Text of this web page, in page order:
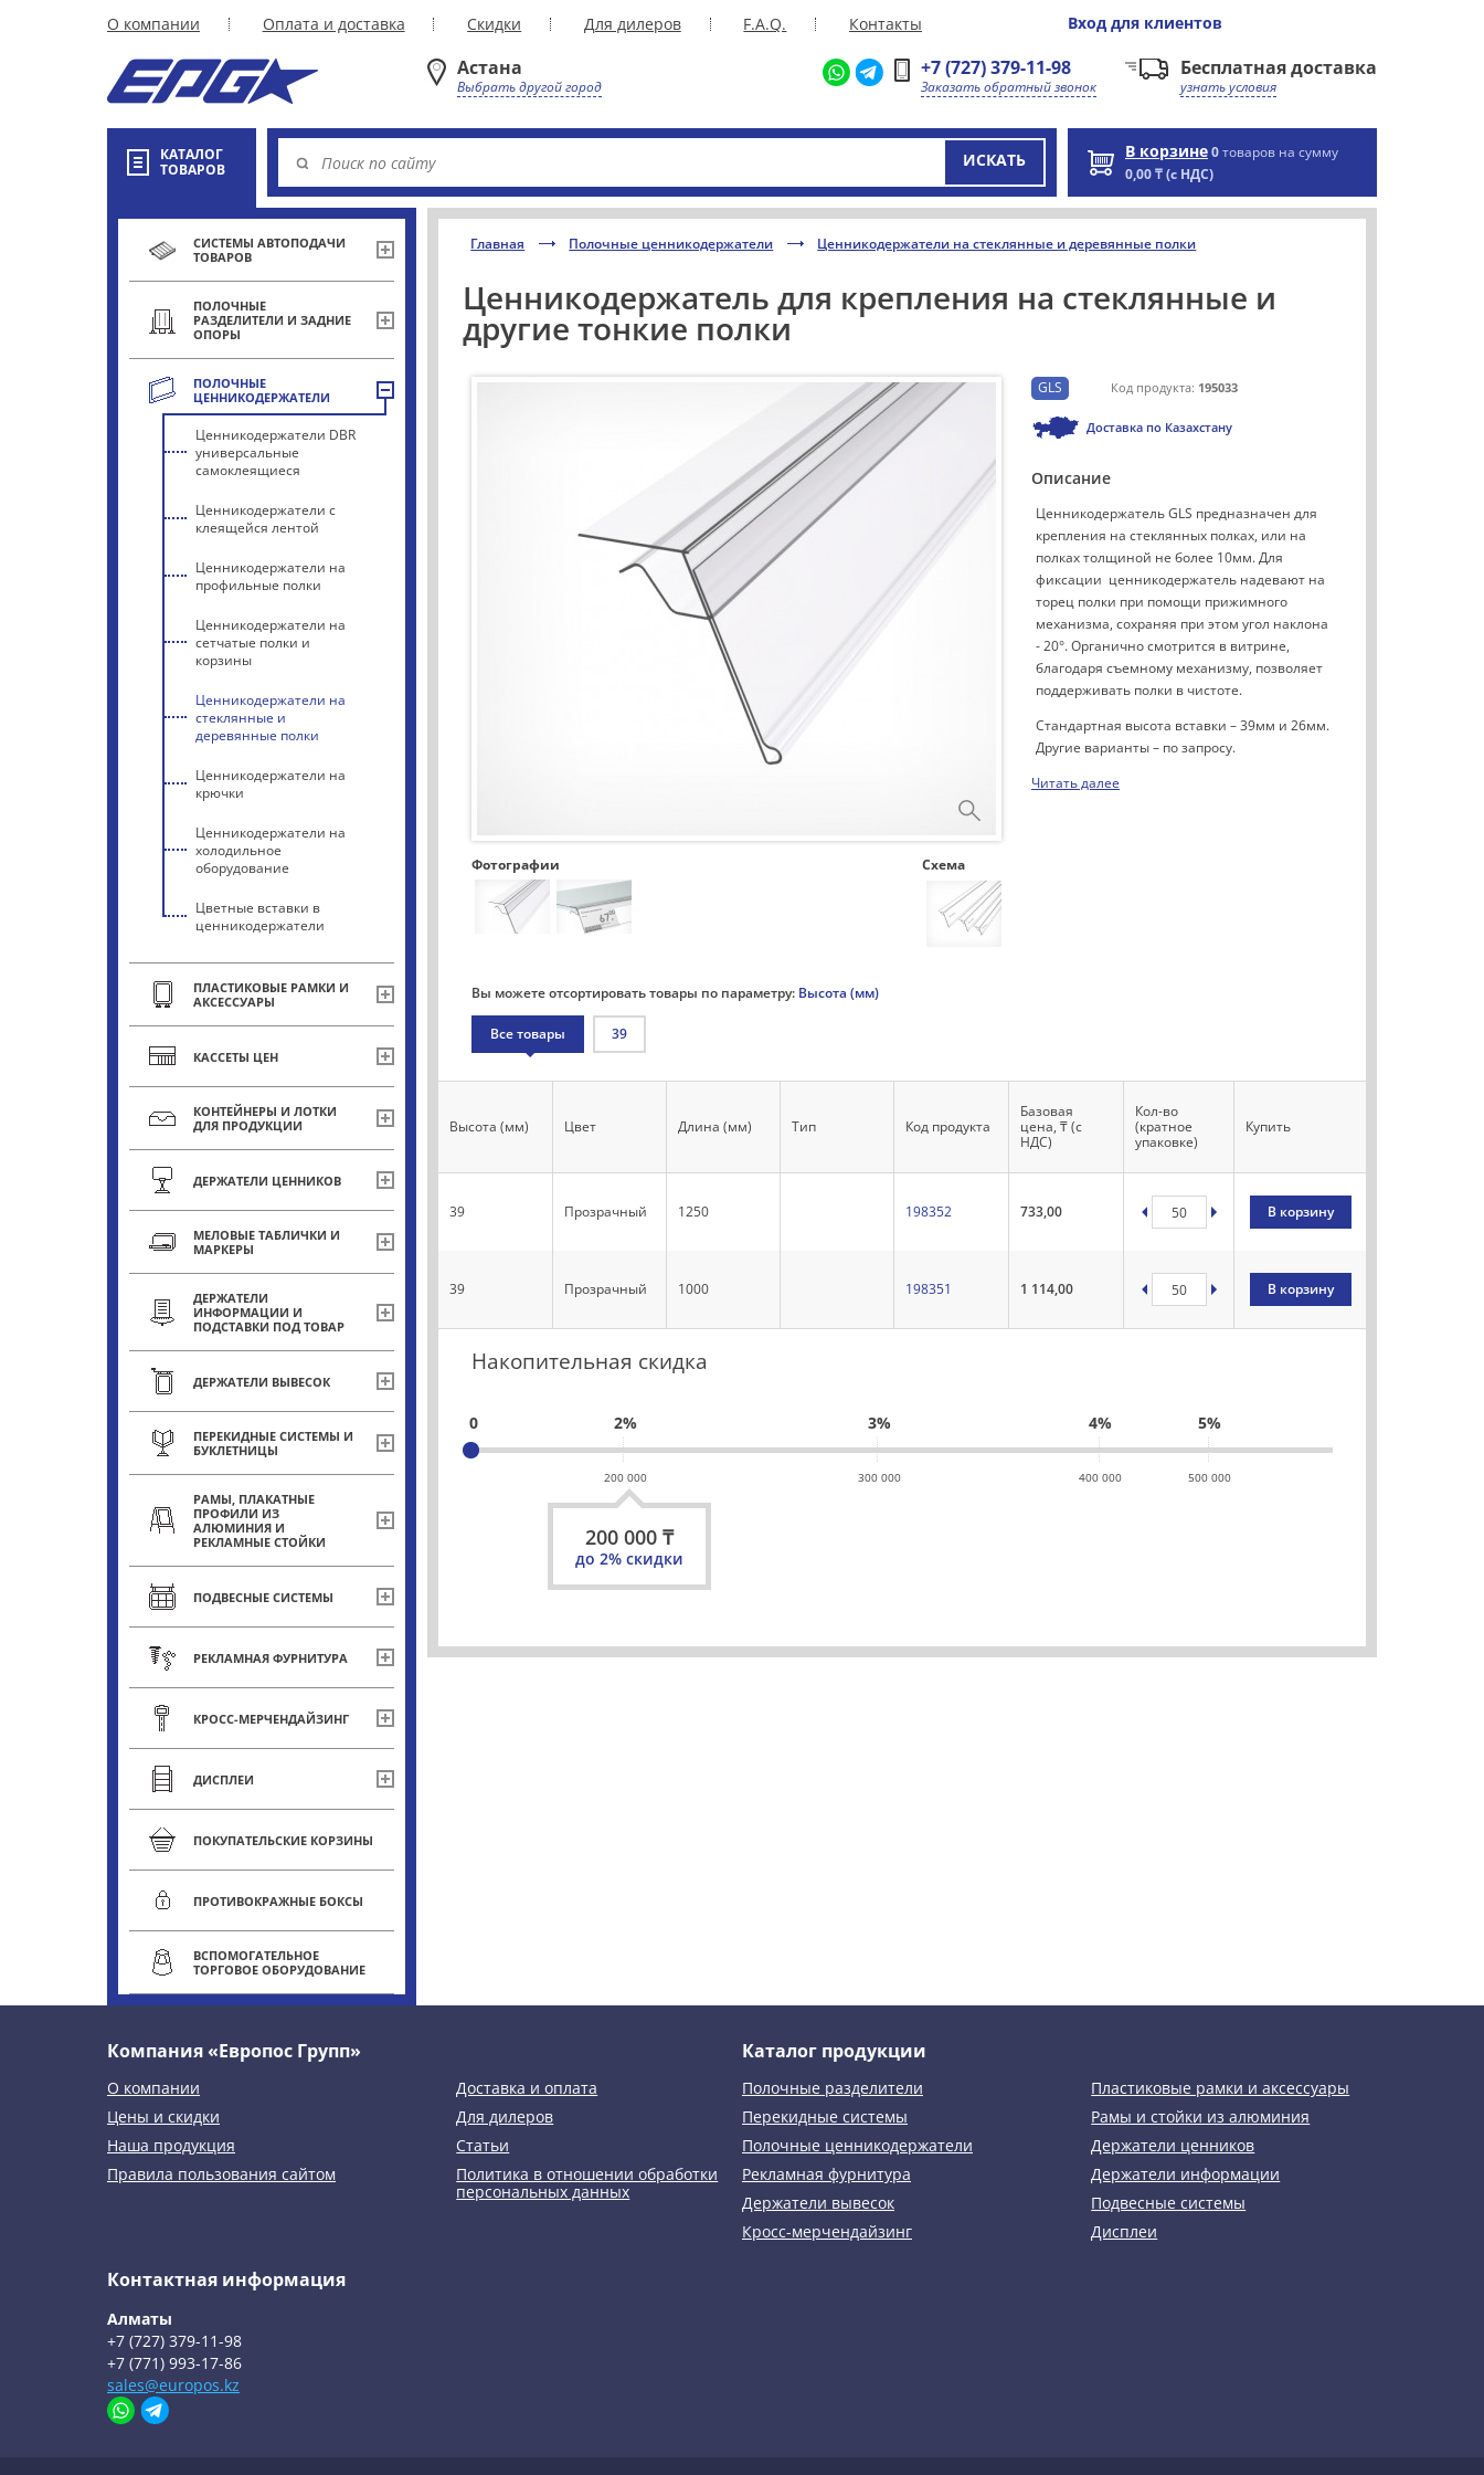
О компании Оплата и доставка Скидки Для дилеров F.A.Q. Контакты Вход для клиентов
Астана
Выбрать другой город
+7 (727) 379-11-98
Заказать обратный звонок
Бесплатная доставка
узнать условия
КАТАЛОГ
ТОВАРОВ
ИСКАТЬ В корзине0товаров на сумму
0,00 ₸ (с НДС)
СИСТЕМЫ АВТОПОДАЧИ
ТОВАРОВ
ПОЛОЧНЫЕ
РАЗДЕЛИТЕЛИ И ЗАДНИЕ
ОПОРЫ
ПОЛОЧНЫЕ
ЦЕННИКОДЕРЖАТЕЛИ
Ценникодержатели DBR
универсальные
самоклеящиеся
Ценникодержатели с
клеящейся лентой
Ценникодержатели на
профильные полки
Ценникодержатели на
сетчатые полки и
корзины
Ценникодержатели на
стеклянные и
деревянные полки
Ценникодержатели на
крючки
Ценникодержатели на
холодильное
оборудование
Цветные вставки в
ценникодержатели
ПЛАСТИКОВЫЕ РАМКИ И
АКСЕССУАРЫ
КАССЕТЫ ЦЕН
КОНТЕЙНЕРЫ И ЛОТКИ
ДЛЯ ПРОДУКЦИИ
ДЕРЖАТЕЛИ ЦЕННИКОВ
МЕЛОВЫЕ ТАБЛИЧКИ И
МАРКЕРЫ
ДЕРЖАТЕЛИ
ИНФОРМАЦИИ И
ПОДСТАВКИ ПОД ТОВАР
ДЕРЖАТЕЛИ ВЫВЕСОК
ПЕРЕКИДНЫЕ СИСТЕМЫ И
БУКЛЕТНИЦЫ
РАМЫ, ПЛАКАТНЫЕ
ПРОФИЛИ ИЗ
АЛЮМИНИЯ И
РЕКЛАМНЫЕ СТОЙКИ
ПОДВЕСНЫЕ СИСТЕМЫ
РЕКЛАМНАЯ ФУРНИТУРА
КРОСС-МЕРЧЕНДАЙЗИНГ
ДИСПЛЕИ
ПОКУПАТЕЛЬСКИЕ КОРЗИНЫ
ПРОТИВОКРАЖНЫЕ БОКСЫ
ВСПОМОГАТЕЛЬНОЕ
ТОРГОВОЕ ОБОРУДОВАНИЕ
Главная Полочные ценникодержатели Ценникодержатели на стеклянные и деревянные полки
Ценникодержатель для крепления на стеклянные и
другие тонкие полки
Фотографии Схема
GLS Код продукта: 195033
Доставка по Казахстану
Описание
Ценникодержатель GLS предназначен для
крепления на стеклянных полках, или на
полках толщиной не более 10мм. Для
фиксации ценникодержатель надевают на
торец полки при помощи прижимного
механизма, сохраняя при этом угол наклона
- 20°. Органично смотрится в витрине,
благодаря съемному механизму, позволяет
поддерживать полки в чистоте.
Стандартная высота вставки – 39мм и 26мм.
Другие варианты – по запросу.
Читать далее
Вы можете отсортировать товары по параметру: Высота (мм)
Все товары 39
Высота (мм) Цвет Длина (мм) Тип Код продукта
Базовая
цена, ₸ (с
НДС)
Кол-во
(кратное
упаковке)
Купить
39 Прозрачный 1250 198352 733,00 В корзину
39 Прозрачный 1000 198351 1 114,00 В корзину
Накопительная скидка
0
200 000₸
до 2% скидки
200 000
2%
300 000
3%
400 000
4%
500 000
5%
Компания «Европос Групп»
О компании
Доставка и оплата
Цены и скидки
Для дилеров
Наша продукция
Статьи
Правила пользования сайтом
Политика в отношении обработки
персональных данных
Каталог продукции
Полочные разделители
Пластиковые рамки и аксессуары
Перекидные системы
Рамы и стойки из алюминия
Полочные ценникодержатели
Держатели ценников
Рекламная фурнитура
Держатели информации
Держатели вывесок
Подвесные системы
Кросс-мерчендайзинг
Дисплеи
Контактная информация
Алматы
+7 (727) 379-11-98
+7 (771) 993-17-86
sales@europos.kz